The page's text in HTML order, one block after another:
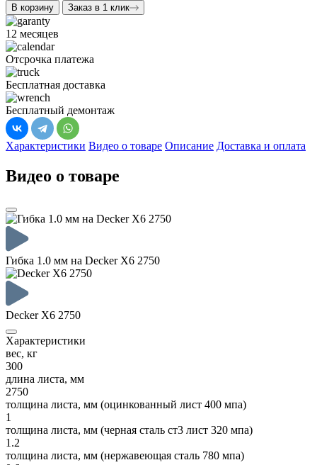
В корзину Заказ в 1 клик
12 месяцев
Отсрочка платежа
Бесплатная доставка
Бесплатный демонтаж
Характеристики Видео о товаре Описание Доставка и оплата
Видео о товаре
Гибка 1.0 мм на Decker X6 2750
Decker X6 2750
Характеристики
вес, кг
300
длина листа, мм
2750
толщина листа, мм (оцинкованный лист 400 мпа)
1
толщина листа, мм (черная сталь ст3 лист 320 мпа)
1.2
толщина листа, мм (нержавеющая сталь 780 мпа)